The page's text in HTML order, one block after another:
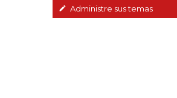
Administre sus temas